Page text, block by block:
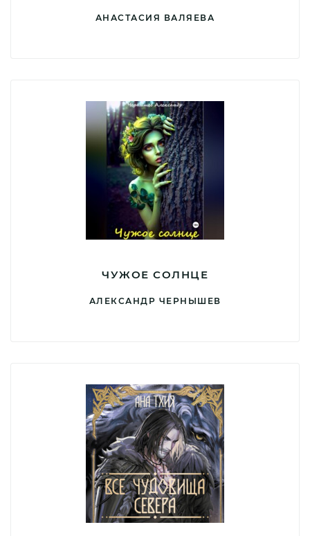
АНАСТАСИЯ ВАЛЯЕВА
ЧУЖОЕ СОЛНЦЕ
АЛЕКСАНДР ЧЕРНЫШЕВ